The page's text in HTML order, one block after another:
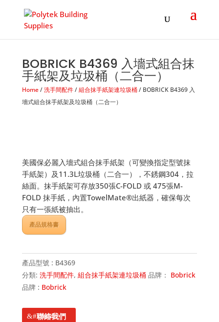
BOBRICK B4369 入墻式組合抹
手紙架及垃圾桶（二合一）
Home/洗手間配件/組合抹手紙架連垃圾桶/ BOBRICK B4369 入
墻式組合抹手紙架及垃圾桶（二合一）
美國保必麗入墻式組合抹手紙架（可變換指定型號抹
手紙架）及11.3L垃圾桶（二合一），不銹鋼304，拉
絲面。抹手紙架可存放350張C-FOLD 或 475張M-
FOLD 抹手紙，內置TowelMate®出紙器，確保每次
只有一張紙被抽出。
產品規格書
產品型號 : B4369
分類: 洗手間配件, 組合抹手紙架連垃圾桶 品牌： Bobrick
品牌 : Bobrick
聯絡我們